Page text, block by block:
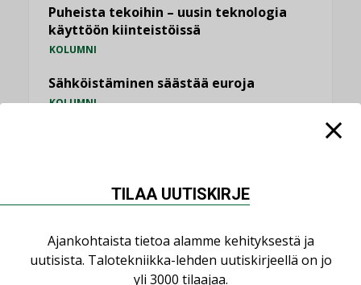
Puheista tekoihin – uusin teknologia
käyttöön kiinteistöissä
KOLUMNI
Sähköistäminen säästää euroja
KOLUMNI
Miten varmistetaan EPD-dokumenteista
KOLUMNI
Vesi- ja viemärimitoittaminen on
TILAA UUTISKIRJE
Ajankohtaista tietoa alamme kehityksestä ja
uutisista. Talotekniikka-lehden uutiskirjeellä on jo
yli 3000 tilaajaa.